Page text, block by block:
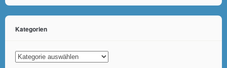
Kategorien
Kategorien